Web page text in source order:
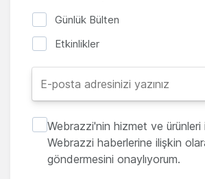
Günlük Bülten
Etkinlikler
Webrazzi'nin hizmet ve ürünleri
Webrazzi haberlerine ilişkin
göndermesini onaylıyorum.